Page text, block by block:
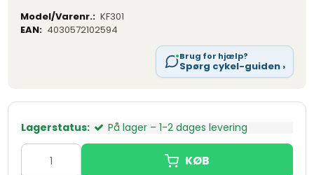
Model/Varenr.: KF301
EAN: 4030572102594
Brug for hjælp?
Spørg cykel-guiden ›
Lagerstatus: På lager – 1-2 dages levering